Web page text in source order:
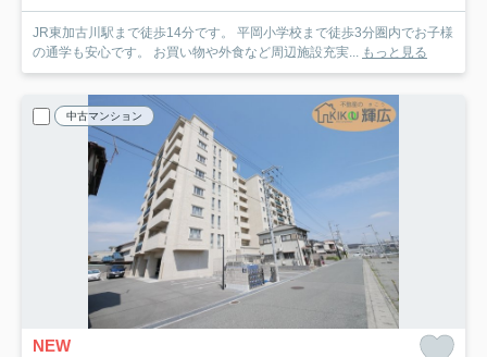
JR東加古川駅まで徒歩14分です。 平岡小学校まで徒歩3分圏内でお子様
の通学も安心です。 お買い物や外食など周辺施設充実... もっと見る
中古マンション
NEW